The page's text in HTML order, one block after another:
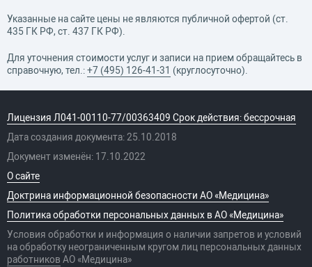
Указанные на сайте цены не являются публичной офертой (ст.
435 ГК РФ, cт. 437 ГК РФ).
Для уточнения стоимости услуг и записи на прием обращайтесь в
справочную, тел.:+7 (495) 126-41-31 (круглосуточно).
Лицензия Л041-00110-77/00363409 Срок действия: бессрочная
Дата создания документа: 25.10.2018
Документ изменён: 17.10.2022
О сайте
Доктрина информационной безопасности АО «Медицина»
Политика обработки персональных данных в АО «Медицина»
Условия обработки и информация о наличии запретов и условий
на обработку неограниченным кругом лиц персональных данных
работников АО «Медицина»